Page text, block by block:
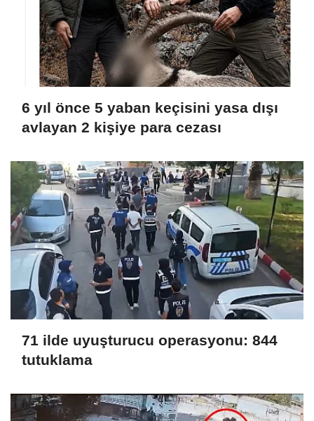
6 yıl önce 5 yaban keçisini yasa dışı
avlayan 2 kişiye para cezası
71 ilde uyuşturucu operasyonu: 844
tutuklama